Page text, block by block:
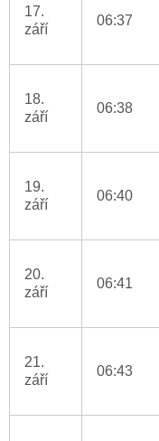
17.
září
06:37
18.
září
06:38
19.
září
06:40
20.
září
06:41
21.
září
06:43